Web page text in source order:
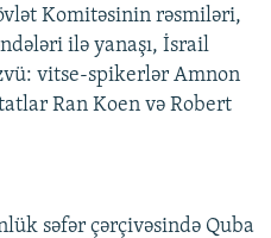
Komitəsinin rəsmiləri,
ilə yanaşı, İsrail
vitse-spikerlər Amnon
Ran Koen və Robert
səfər çərçivəsində Quba